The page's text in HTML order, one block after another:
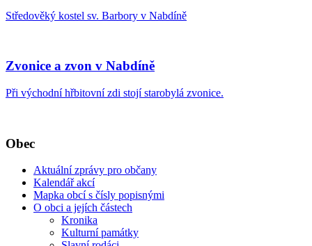
Středověký kostel sv. Barbory v Nabdíně
Zvonice a zvon v Nabdíně
Při východní hřbitovní zdi stojí starobylá zvonice.
Obec
Aktuální zprávy pro občany
Kalendář akcí
Mapka obcí s čísly popisnými
O obci a jejích částech
Kronika
Kulturní památky